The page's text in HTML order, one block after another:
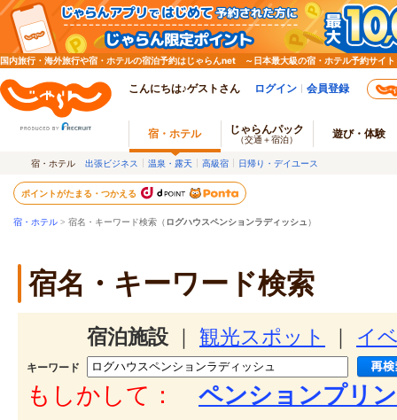
国内旅行・海外旅行や宿・ホテルの宿泊予約はじゃらんnet ～日本最大級の宿・ホテル予約サイト
こんにちは♪ゲストさん ログイン 会員登録
宿・ホテル じゃらんパック
（交通＋宿泊） 遊び・体験
宿・ホテル 出張ビジネス 温泉・露天 高級宿 日帰り・デイユース
ポイントがたまる・つかえる
宿・ホテル > 宿名・キーワード検索（ ログハウスペンションラディッシュ ）
宿名・キーワード検索
宿泊施設 観光スポット イ
キーワード
もしかして： ペンションプリ